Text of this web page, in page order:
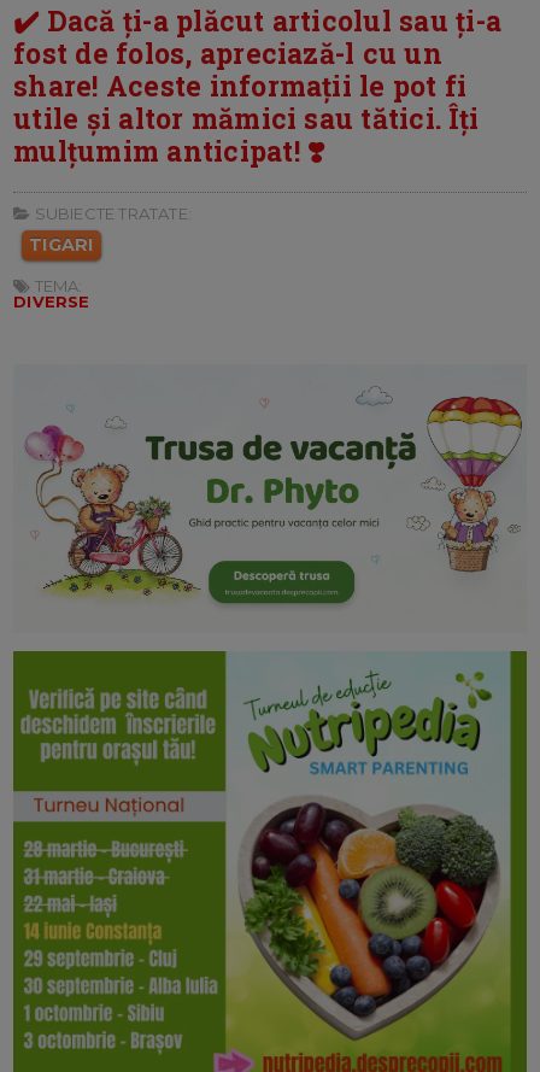
✔️ Dacă ți-a plăcut articolul sau ți-a
fost de folos, apreciază-l cu un
share! Aceste informații le pot fi
utile și altor mămici sau tătici. Îți
mulțumim anticipat! ❣️
SUBIECTE TRATATE:
TIGARI
TEMA:
DIVERSE